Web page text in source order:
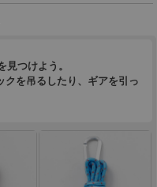
つけよう。
クを吊るしたり、ギアを引っ